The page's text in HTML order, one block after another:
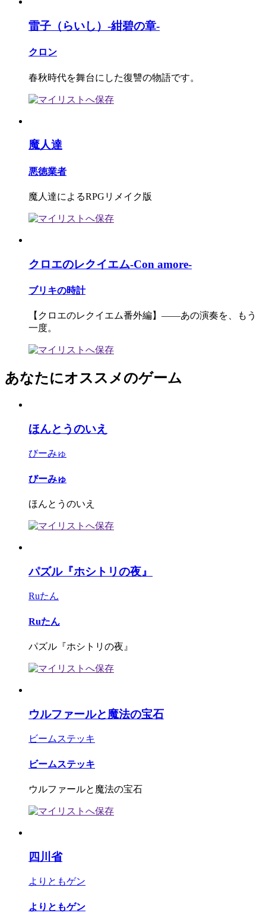
雷子（らいし）-紺碧の章-
クロン
春秋時代を舞台にした復讐の物語です。
魔人達
悪徳業者
魔人達によるRPGリメイク版
クロエのレクイエム-Con amore-
ブリキの時計
【クロエのレクイエム番外編】――あの演奏を、もう
一度。
あなたにオススメのゲーム
ほんとうのいえ
びーみゅ
びーみゅ
ほんとうのいえ
パズル『ホシトリの夜』
Ruたん
Ruたん
パズル『ホシトリの夜』
ウルファールと魔法の宝石
ビームステッキ
ビームステッキ
ウルファールと魔法の宝石
四川省
よりともゲン
よりともゲン